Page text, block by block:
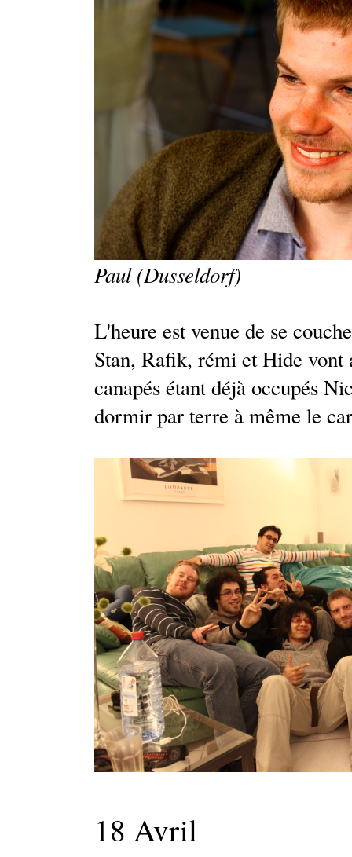
Paul (Dusseldorf)
L'heure est venue de se
Stan, Rafik, rémi et Hide
canapés étant déjà occupés
dormir par terre à même le
18 Avril